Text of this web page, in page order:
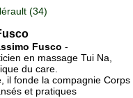
(34)
Fusco -
en massage Tui Na,
du care.
il fonde la compagnie Corps
et pratiques